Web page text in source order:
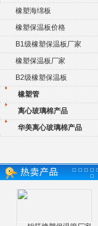
橡塑海绵板
橡塑保温板价格
B1级橡塑保温板厂家
橡塑保温板厂家
B2级橡塑保温板
橡塑管
离心玻璃棉产品
华美离心玻璃棉产品